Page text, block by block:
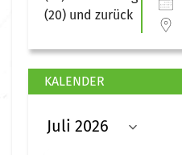
KALENDER